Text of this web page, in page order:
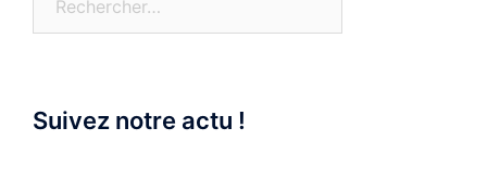
Suivez notre actu !